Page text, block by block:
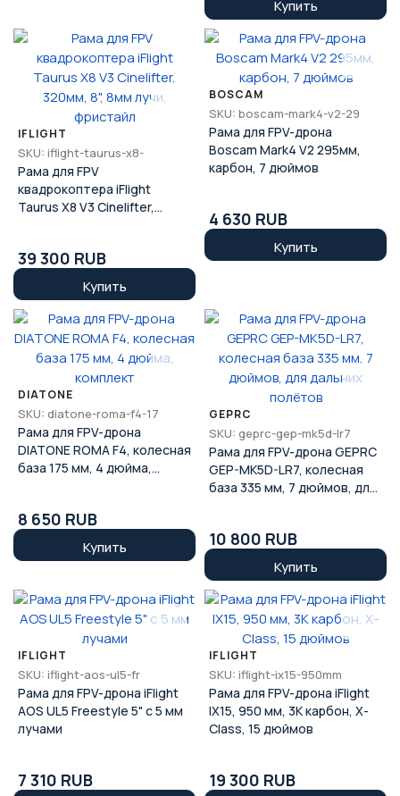
Купить
IFLIGHT
SKU: iflight-taurus-x8-
Рама для FPV
квадрокоптера iFlight
Taurus X8 V3 Cinelifter,
39 300 RUB
Купить
BOSCAM
SKU: boscam-mark4-v2-29
Рама для FPV-дрона
Boscam Mark4 V2 295мм,
карбон, 7 дюймов
4 630 RUB
Купить
DIATONE
SKU: diatone-roma-f4-17
Рама для FPV-дрона
DIATONE ROMA F4, колесная
база 175 мм, 4 дюйма,
8 650 RUB
Купить
GEPRC
SKU: geprc-gep-mk5d-lr7
Рама для FPV-дрона GEPRC
GEP-MK5D-LR7, колесная
база 335 мм, 7 дюймов, для
10 800 RUB
Купить
IFLIGHT
SKU: iflight-aos-ul5-fr
Рама для FPV-дрона iFlight
AOS UL5 Freestyle 5" с 5 мм
лучами
7 310 RUB
IFLIGHT
SKU: iflight-ix15-950mm
Рама для FPV-дрона iFlight
IX15, 950 мм, 3K карбон, X-
Class, 15 дюймов
19 300 RUB